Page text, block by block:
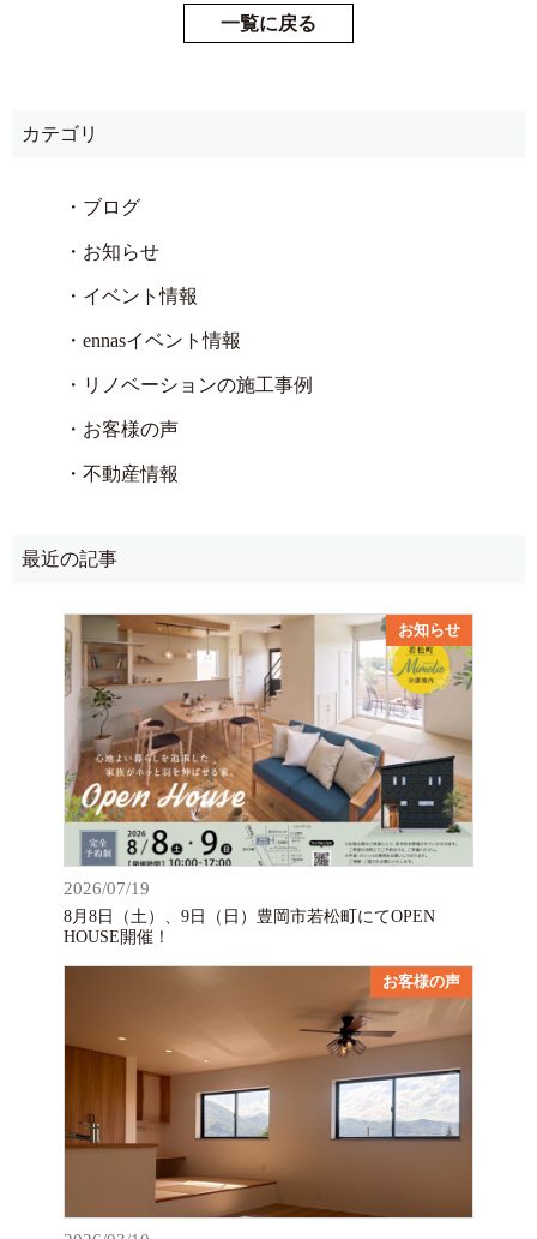
一覧に戻る
カテゴリ
・ブログ
・お知らせ
・イベント情報
・ennasイベント情報
・リノベーションの施工事例
・お客様の声
・不動産情報
最近の記事
お知らせ
2026/07/19
8月8日（土）、9日（日）豊岡市若松町にてOPEN
HOUSE開催！
お客様の声